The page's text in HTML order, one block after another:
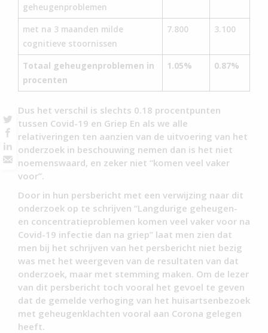
geheugenproblemen
met na 3 maanden milde
cognitieve stoornissen
7.800 3.100
Totaal geheugenproblemen in
procenten
1.05% 0.87%
Dus het verschil is slechts 0.18 procentpunten
tussen Covid-19 en Griep En als we alle
relativeringen ten aanzien van de uitvoering van het
onderzoek in beschouwing nemen dan is het niet
noemenswaard, en zeker niet “komen veel vaker
voor”.
Door in hun persbericht met een verwijzing naar dit
onderzoek op te schrijven “Langdurige geheugen-
en concentratieproblemen komen veel vaker voor na
Covid-19 infectie dan na griep” laat men zien dat
men bij het schrijven van het persbericht niet bezig
was met het weergeven van de resultaten van dat
onderzoek, maar met stemming maken. Om de lezer
van dit persbericht toch vooral het gevoel te geven
dat de gemelde verhoging van het huisartsenbezoek
met geheugenklachten vooral aan Corona gelegen
heeft.